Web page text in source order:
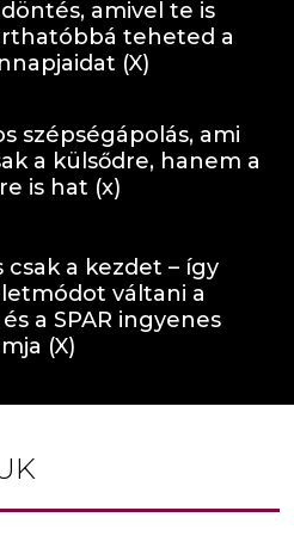
amivel te is
teheted a
(X)
szépségápolás, ami
a külsődre, hanem a
is hat (x)
csak a kezdet – így
váltani a
a SPAR ingyenes
(X)